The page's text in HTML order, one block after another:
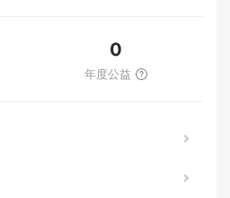
新移民及弱勢家庭孩童課業及補救
步。
許多獨居的老人，孤苦無依或孩子
人照顧，就醫無人幫助，因此期望
送到家及就醫輔助。
0
年度公益